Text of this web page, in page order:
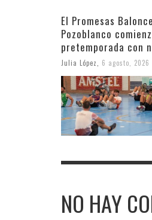
El Promesas
Pozoblanco
pretemporada con
Julia López 6 agosto, 2026
NO HAY